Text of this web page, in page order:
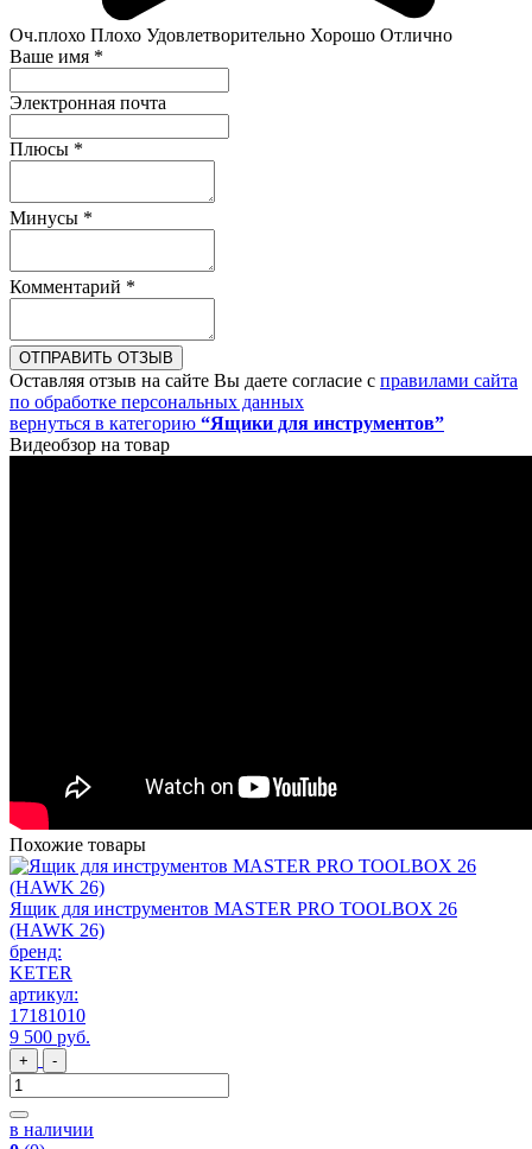
Оч.плохо Плохо Удовлетворительно Хорошо Отлично
Ваше имя *
Электронная почта
Плюсы *
Минусы *
Комментарий *
ОТПРАВИТЬ ОТЗЫВ
Оставляя отзыв на сайте Вы даете согласие с правилами сайта
по обработке персональных данных
вернуться в категорию “Ящики для инструментов”
Видеобзор на товар
Похожие товары
Ящик для инструментов MASTER PRO TOOLBOX 26
(HAWK 26)
бренд:
KETER
артикул:
17181010
9 500 руб.
+ -
в наличии